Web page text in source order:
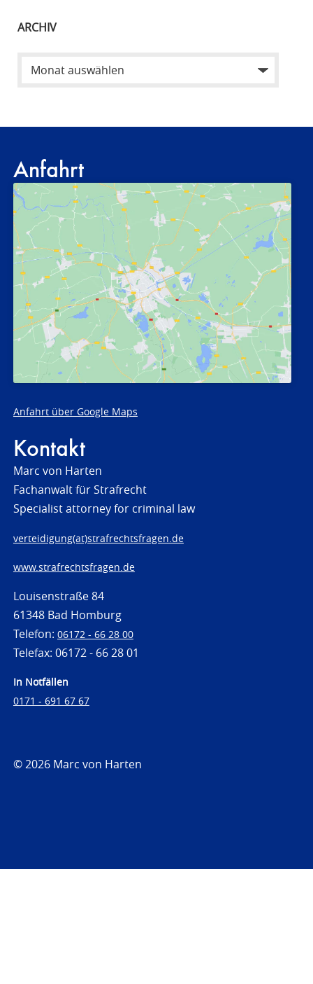
ARCHIV
Anfahrt
Anfahrt über Google Maps
Kontakt
Marc von Harten
Fachanwalt für Strafrecht
Specialist attorney for criminal law
verteidigung(at)strafrechtsfragen.de
www.strafrechtsfragen.de
Louisenstraße 84
61348 Bad Homburg
Telefon: 06172 - 66 28 00
Telefax: 06172 - 66 28 01
In Notfällen
0171 - 691 67 67
© 2026 Marc von Harten